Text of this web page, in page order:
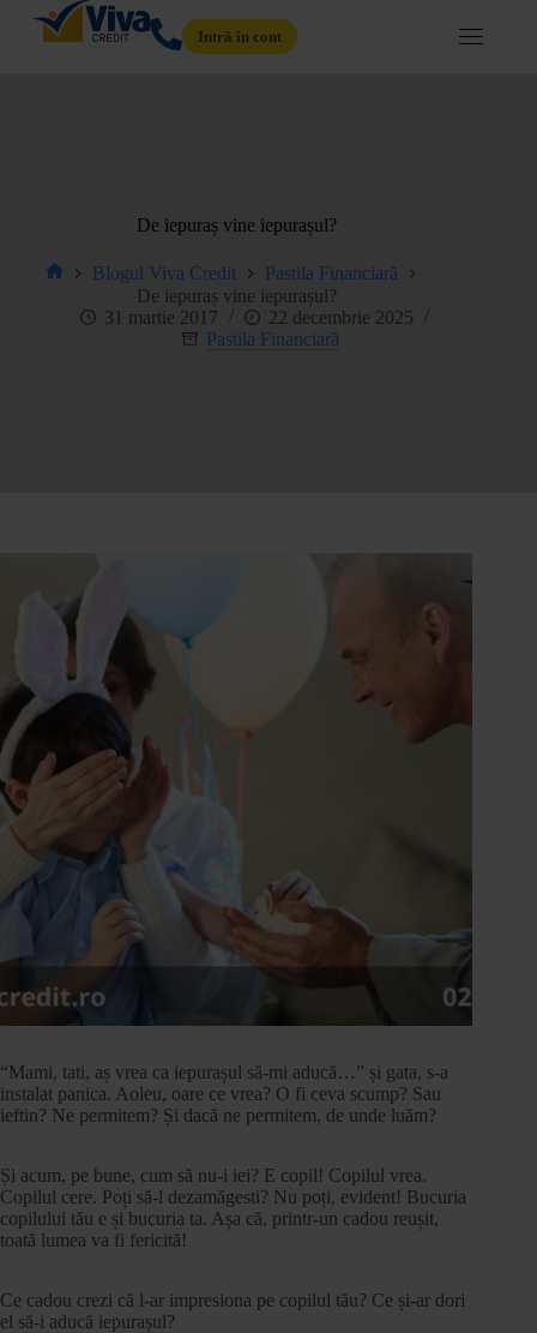
Intră în cont
De iepuraș vine iepurașul?
Blogul Viva Credit
Pastila Financiară
De iepuraș vine iepurașul?
31 martie 2017
22 decembrie 2025
Pastila Financiară
“Mami, tati, aș vrea ca iepurașul să-mi aducă…” și gata, s-a
instalat panica. Aoleu, oare ce vrea? O fi ceva scump? Sau
ieftin? Ne permitem? Și dacă ne permitem, de unde luăm?
Și acum, pe bune, cum să nu-i iei? E copil! Copilul vrea.
Copilul cere. Poți să-l dezamăgesti? Nu poți, evident! Bucuria
copilului tău e și bucuria ta. Așa că, printr-un cadou reușit,
toată lumea va fi fericită!
Ce cadou crezi că l-ar impresiona pe copilul tău? Ce și-ar dori
el să-i aducă iepurașul?